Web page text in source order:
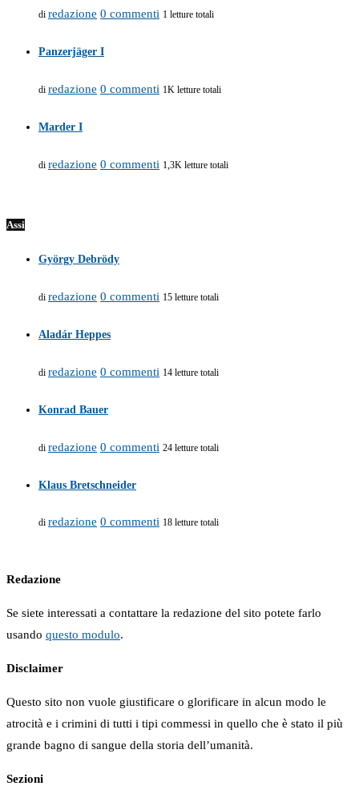
di redazione 0 commenti 1 letture totali
Panzerjäger I
di redazione 0 commenti 1K letture totali
Marder I
di redazione 0 commenti 1,3K letture totali
Assi
György Debrödy
di redazione 0 commenti 15 letture totali
Aladár Heppes
di redazione 0 commenti 14 letture totali
Konrad Bauer
di redazione 0 commenti 24 letture totali
Klaus Bretschneider
di redazione 0 commenti 18 letture totali
Redazione
Se siete interessati a contattare la redazione del sito potete farlo
usando questo modulo.
Disclaimer
Questo sito non vuole giustificare o glorificare in alcun modo le
atrocità e i crimini di tutti i tipi commessi in quello che è stato il più
grande bagno di sangue della storia dell’umanità.
Sezioni